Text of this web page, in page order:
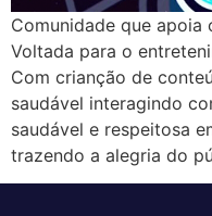
Comunidade que apoia
Voltada para o
Com crianção de
saudável interagindo
saudável e respeitosa
trazendo a alegria do